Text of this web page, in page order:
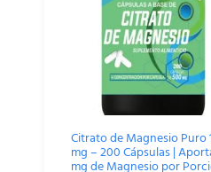
Citrato de Magnesio Puro
mg – 200 Cápsulas |
mg de Magnesio por